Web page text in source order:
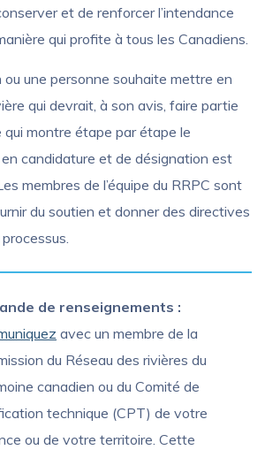
et de renforcer l’intendance
qui profite à tous les Canadiens.
ou une personne souhaite mettre en
qui devrait, à son avis, faire partie
qui montre étape par étape le
candidature et de désignation est
membres de l’équipe du RRPC sont
du soutien et donner des directives
de renseignements :
avec un membre de la
du Réseau des rivières du
canadien ou du Comité de
technique (CPT) de votre
ou de votre territoire. Cette